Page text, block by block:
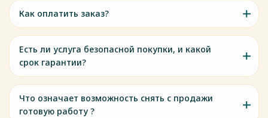
Как оплатить заказ?
Есть ли услуга безопасной покупки, и какой
срок гарантии?
Что означает возможность снять с продажи
готовую работу ?